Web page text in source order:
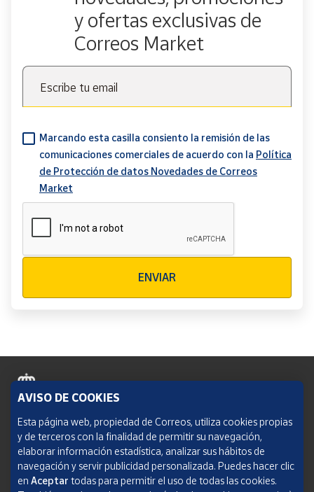
y ofertas exclusivas de
Correos Market
Escribe tu email
Marcando esta casilla consiento la remisión de las
comunicaciones comerciales de acuerdo con la Política
de Protección de datos Novedades de Correos
Market
ENVIAR
Política de cookies
Aviso legal
Condiciones del servicio
AVISO DE COOKIES
Esta página web, propiedad de Correos, utiliza cookies propias
y de terceros con la finalidad de permitir su navegación,
elaborar información estadística, analizar sus hábitos de
navegación y servir publicidad personalizada. Puedes hacer clic
en Aceptar todas para permitir el uso de todas las cookies.